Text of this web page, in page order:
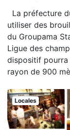
La préfecture
utiliser des
du Groupama
Ligue des
dispositif pourra
rayon de 900
Locales